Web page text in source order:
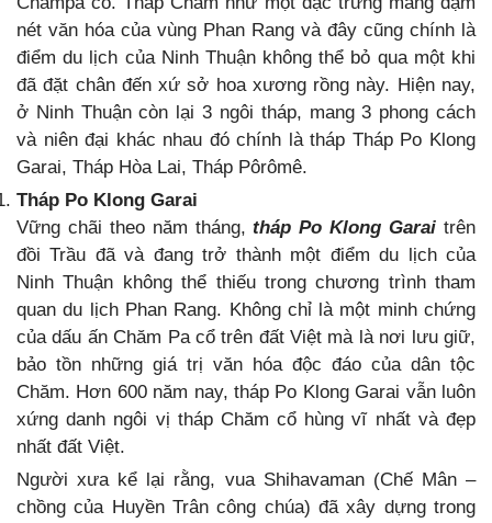
nét văn hóa của vùng Phan Rang và đây cũng chính là
điểm du lịch của Ninh Thuận không thể bỏ qua một khi
đã đặt chân đến xứ sở hoa xương rồng này. Hiện nay,
ở Ninh Thuận còn lại 3 ngôi tháp, mang 3 phong cách
và niên đại khác nhau đó chính là tháp Tháp Po Klong
Garai, Tháp Hòa Lai, Tháp Pôrômê.
Tháp Po Klong Garai
Vững chãi theo năm tháng,tháp Po Klong Garai trên
đồi Trầu đã và đang trở thành một điểm du lịch của
Ninh Thuận không thể thiếu trong chương trình tham
quan du lịch Phan Rang. Không chỉ là một minh chứng
của dấu ấn Chăm Pa cổ trên đất Việt mà là nơi lưu giữ,
bảo tồn những giá trị văn hóa độc đáo của dân tộc
Chăm. Hơn 600 năm nay, tháp Po Klong Garai vẫn luôn
xứng danh ngôi vị tháp Chăm cổ hùng vĩ nhất và đẹp
nhất đất Việt.
Người xưa kể lại rằng, vua Shihavaman (Chế Mân –
chồng của Huyền Trân công chúa) đã xây dựng trong